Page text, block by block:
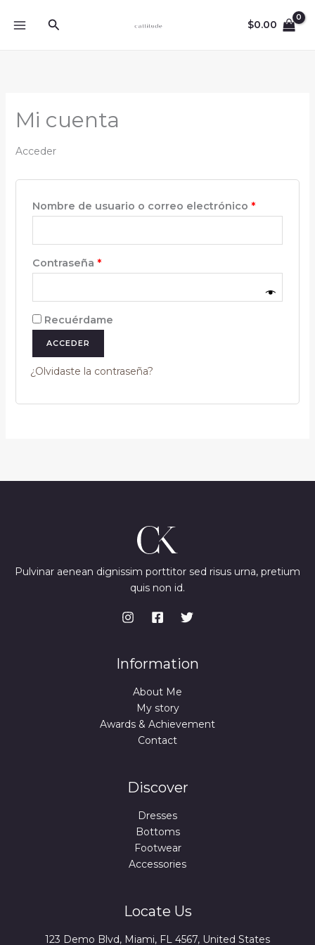
Buscar $0.00
Mi cuenta
Acceder
Nombre de usuario o correo electrónico *
Obligatorio
Contraseña *
Recuérdame
ACCEDER
¿Olvidaste la contraseña?
Pulvinar aenean dignissim porttitor sed risus urna, pretium
quis non id.
Information
About Me
My story
Awards & Achievement
Contact
Discover
Dresses
Bottoms
Footwear
Accessories
Locate Us
123 Demo Blvd, Miami, FL 4567, United States